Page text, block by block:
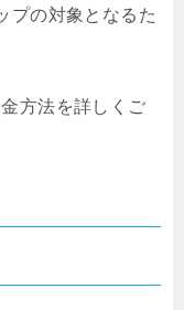
プの対象となるた
方法を詳しくご